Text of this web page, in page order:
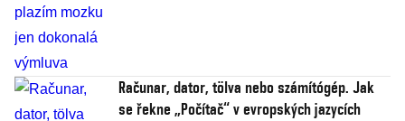
Računar, dator, tölva nebo számítógép. Jak
se řekne „Počítač“ v evropských jazycích